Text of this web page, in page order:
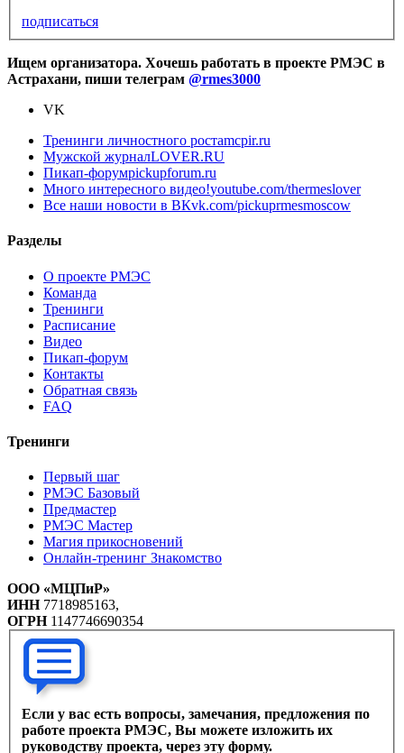
подписаться
Ищем организатора. Хочешь работать в проекте РМЭС в
Астрахани, пиши телеграм @rmes3000
VK
Тренинги личностного ростаmcpir.ru
Мужской журналLOVER.RU
Пикап-форумpickupforum.ru
Много интересного видео!youtube.com/thermeslover
Все наши новости в ВКvk.com/pickuprmesmoscow
Разделы
О проекте РМЭС
Команда
Тренинги
Расписание
Видео
Пикап-форум
Контакты
Обратная связь
FAQ
Тренинги
Первый шаг
РМЭС Базовый
Предмастер
РМЭС Мастер
Магия прикосновений
Онлайн-тренинг Знакомство
ООО «МЦПиР»
ИНН7718985163,
ОГРН1147746690354
Если у вас есть вопросы, замечания, предложения по
работе проекта РМЭС, Вы можете изложить их
руководству проекта, через эту форму.